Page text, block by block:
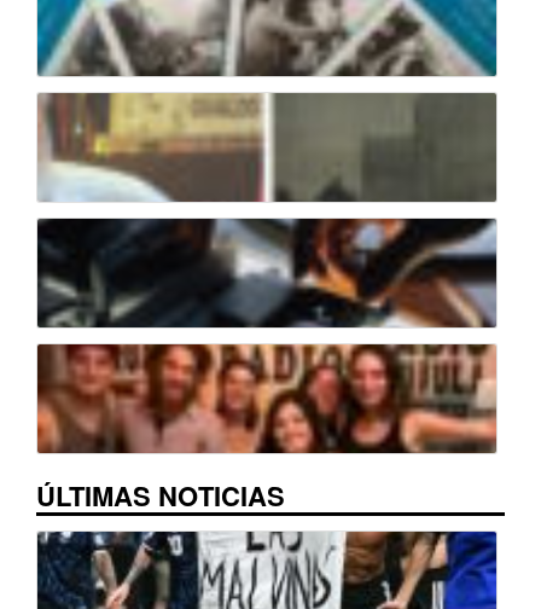
ÚLTIMAS NOTICIAS